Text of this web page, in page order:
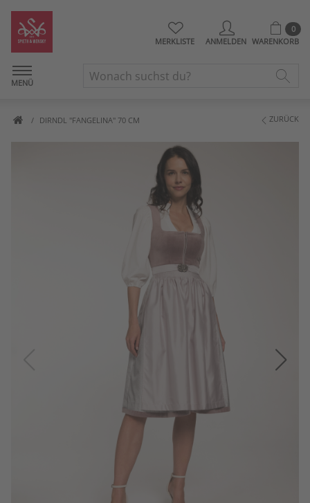
MERKLISTE ANMELDEN
0
WARENKORB
MENÜ
DIRNDL "FANGELINA" 70 CM ZURÜCK
Artikelbilder überspringen